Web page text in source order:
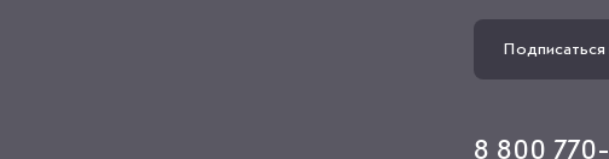
8 800